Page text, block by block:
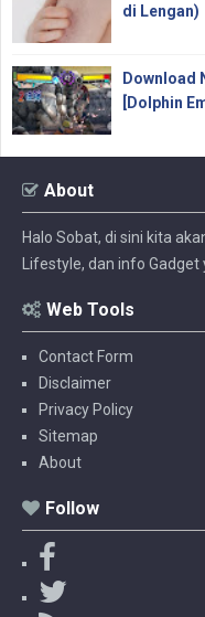
di Lengan)
Download
[Dolphin
About
Halo Sobat, di sini kita
Lifestyle, dan info
Web Tools
Contact Form
Disclaimer
Privacy Policy
Sitemap
About
Follow
a
c